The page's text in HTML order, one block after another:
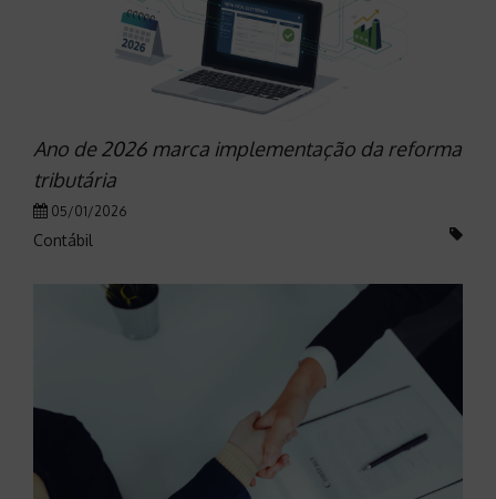
Ano de 2026 marca implementação da reforma
tributária
05/01/2026
Contábil